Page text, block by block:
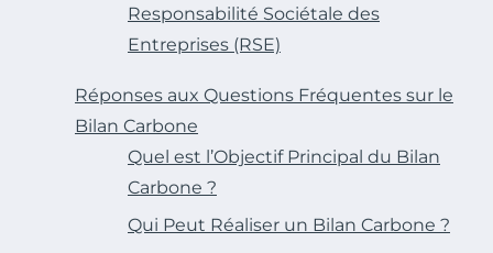
Responsabilité Sociétale des
Entreprises (RSE)
Réponses aux Questions Fréquentes sur le
Bilan Carbone
Quel est l’Objectif Principal du Bilan
Carbone ?
Qui Peut Réaliser un Bilan Carbone ?